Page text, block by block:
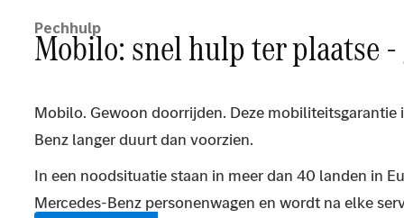
Pechhulp
Mobilo: snel hulp ter plaatse
Mobilo. Gewoon doorrijden. Deze
Benz langer duurt dan voorzien.
In een noodsituatie staan in meer dan 40 landen in
Mercedes-Benz personenwagen en wordt na elke